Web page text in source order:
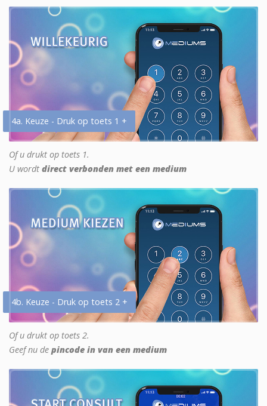
4a. Keuze - Druk op toets 1 +
Of u drukt op toets 1.
U wordt direct verbonden met een medium
4b. Keuze - Druk op toets 2 +
Of u drukt op toets 2.
Geef nu de pincode in van een medium